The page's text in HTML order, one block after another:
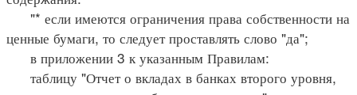
"* если имеются ограничения права собственности на
ценные бумаги, то следует проставлять слово "да";
в приложении 3 к указанным Правилам:
таблицу "Отчет о вкладах в банках второго уровня,